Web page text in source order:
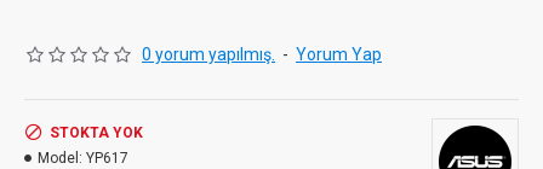
0 yorum yapılmış. - Yorum Yap
STOKTA YOK
Model: YP617